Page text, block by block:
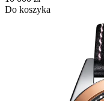
Do koszyka